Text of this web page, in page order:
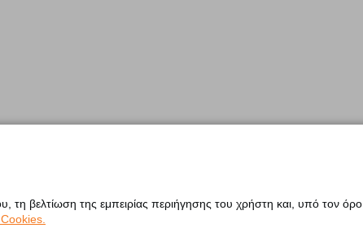
τη βελτίωση της εμπειρίας περιήγησης του χρήστη και, υπό τον όρο
Cookies.